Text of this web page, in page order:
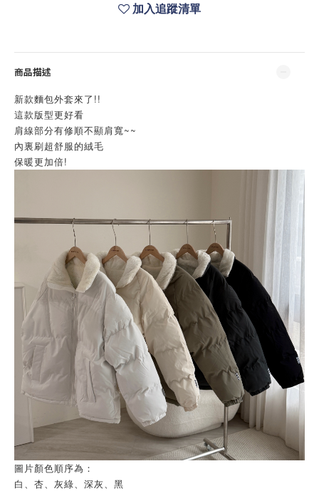
加入追蹤清單
商品描述
新款麵包外套來了!!
這款版型更好看
肩線部分有修順不顯肩寬~~
內裏刷超舒服的絨毛
保暖更加倍!
圖片顏色順序為：
白、杏、灰綠、深灰、黑